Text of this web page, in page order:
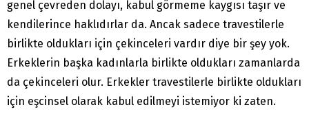
genel çevreden dolayı, kabul görmeme kaygısı taşır ve
kendilerince haklıdırlar da. Ancak sadece travestilerle
birlikte oldukları için çekinceleri vardır diye bir şey yok.
Erkeklerin başka kadınlarla birlikte oldukları zamanlarda
da çekinceleri olur. Erkekler travestilerle birlikte oldukları
için eşcinsel olarak kabul edilmeyi istemiyor ki zaten.